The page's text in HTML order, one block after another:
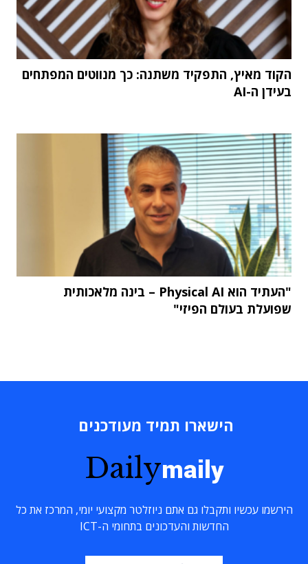
הקוד מאיץ, התפקיד משתנה: כך מנווטים המפתחים
בעידן ה-AI
"העתיד הוא Physical AI – בינה מלאכותית
שפועלת בעולם הפיזי"
הישארו תמיד מעודכנים
Dailymaily
הירשמו עכשיו ותקבלו גם אתם ניוזלטר מקצועי יומי, המרכז את כל
החדשות והעדכונים בתחומי ה-ICT